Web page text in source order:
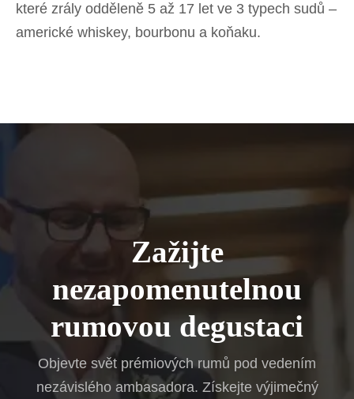
které zrály odděleně 5 až 17 let ve 3 typech sudů –
americké whiskey, bourbonu a koňaku.
Zažijte
nezapomenutelnou
rumovou degustaci
Objevte svět prémiových rumů pod vedením
nezávislého ambasadora. Získejte výjimečný